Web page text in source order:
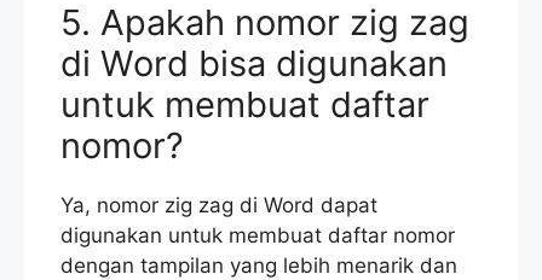
5. Apakah nomor zig zag
di Word bisa digunakan
untuk membuat daftar
nomor?
Ya, nomor zig zag di Word dapat
digunakan untuk membuat daftar nomor
dengan tampilan yang lebih menarik dan